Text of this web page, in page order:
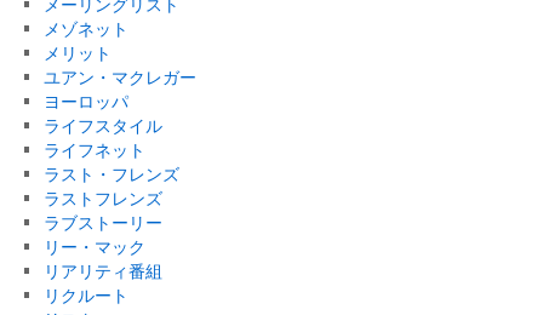
メゾネット
メリット
ユアン・マクレガー
ヨーロッパ
ライフスタイル
ライフネット
ラスト・フレンズ
ラストフレンズ
ラブストーリー
リー・マック
リアリティ番組
リクルート